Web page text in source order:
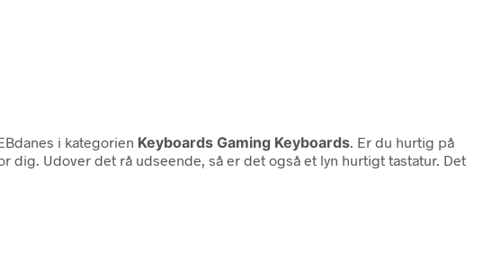
i kategorien Keyboards Gaming Keyboards . Er du hurtig på
dig. Udover det rå udseende, så er det også et lyn hurtigt tastatur. Det